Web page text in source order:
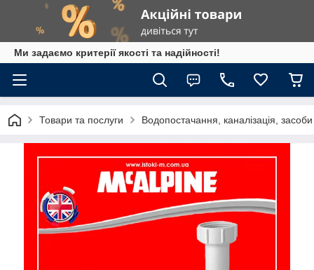
Ми задаємо критерії якості та надійності!
Товари та послуги Водопостачання, каналізація,